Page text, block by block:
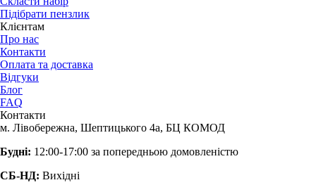
Підібрати пензлик
Клієнтам
Про нас
Контакти
Оплата та доставка
Відгуки
Блог
FAQ
Контакти
м. Лівобережна, Шептицького 4а, БЦ КОМОД
Будні: 12:00-17:00 за попередньою домовленістю
СБ-НД: Вихідні